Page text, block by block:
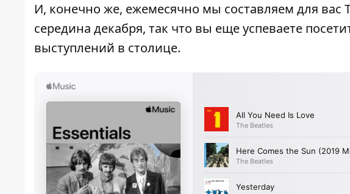
И, конечно же, ежемесячно мы составляем для вас
середина декабря, так что вы еще успеваете
выступлений в столице.